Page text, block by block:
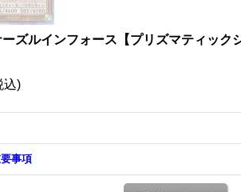
ズルインフォース【プリズマティック
込)
事項